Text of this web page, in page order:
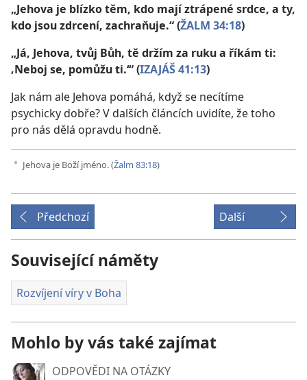
„Jehova je blízko těm, kdo mají ztrápené srdce, a ty,
kdo jsou zdrcení, zachraňuje.“ (ŽALM 34:18)
„Já, Jehova, tvůj Bůh, tě držím za ruku a říkám ti:
‚Neboj se, pomůžu ti.‘“ (IZAJÁŠ 41:13)
Jak nám ale Jehova pomáhá, když se necítíme
psychicky dobře? V dalších článcích uvidíte, že toho
pro nás dělá opravdu hodně.
a Jehova je Boží jméno. (Žalm 83:18)
Předchozí Další
Související náměty
Rozvíjení víry v Boha
Mohlo by vás také zajímat
ODPOVĚDI NA OTÁZKY